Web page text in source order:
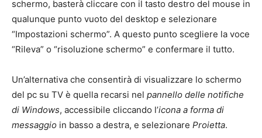
schermo, basterà cliccare con il tasto destro del mouse in
qualunque punto vuoto del desktop e selezionare
“Impostazioni schermo”. A questo punto scegliere la voce
“Rileva” o “risoluzione schermo” e confermare il tutto.
Un’alternativa che consentirà di visualizzare lo schermo
del pc su TV è quella recarsi nel pannello delle notifiche
di Windows, accessibile cliccando l’icona a forma di
messaggio in basso a destra, e selezionare Proietta.